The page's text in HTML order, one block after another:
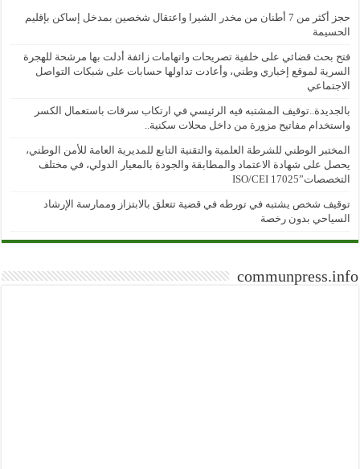
حجز أكثر من 7 أطنان من مخدر الشيرا واعتقال شخصين بمدخل إساكن بإقليم
الحسيمة
فتح بحث قضائي على خلفية تصريحات واتهامات زائفة أدلت بها مرشحة للهجرة
السرية لموقع إخباري وطني، وأعادت تداولها حسابات على شبكات التواصل
الاجتماعي
بالجديدة..توقيف المشتبه فيه الرئيسي في ارتكاب سرقات باستعمال الكسر
واستخدام مفاتيح مزورة من داخل محلات سكنية..
المختبر الوطني للشرطة العلمية والتقنية التابع للمديرية العامة للأمن الوطني،
يحصل على شهادة الاعتماد والمطابقة والجودة بالمعيار الدولي، في مختلف
التخصصات”ISO/CEI 17025
توقيف شخص يشتبه في تورطه في قضية تتعلق بالابتزاز وممارسة الإرشاد
السياحي بدون رخصة
communpress.info